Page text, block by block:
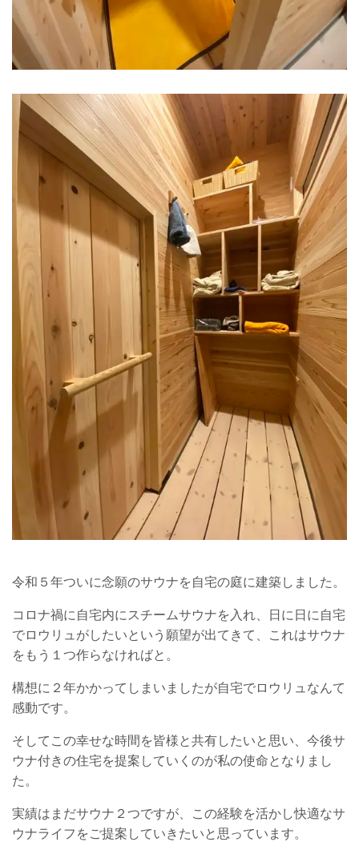
令和５年ついに念願のサウナを自宅の庭に建築しました。
コロナ禍に自宅内にスチームサウナを入れ、日に日に自宅
でロウリュがしたいという願望が出てきて、これはサウナ
をもう１つ作らなければと。
構想に２年かかってしまいましたが自宅でロウリュなんて
感動です。
そしてこの幸せな時間を皆様と共有したいと思い、今後サ
ウナ付きの住宅を提案していくのが私の使命となりまし
た。
実績はまだサウナ２つですが、この経験を活かし快適なサ
ウナライフをご提案していきたいと思っています。